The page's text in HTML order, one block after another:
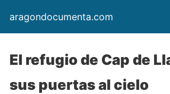
aragondocumenta.com
El refugio de Cap de
sus puertas al cielo